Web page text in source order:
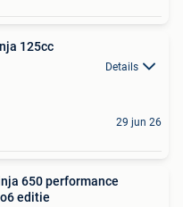
125cc
Details
29 jun 26
650 performance
editie